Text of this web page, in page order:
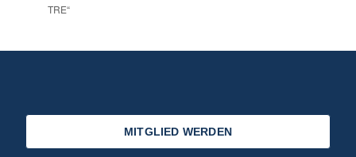
TRE“
MITGLIED WERDEN